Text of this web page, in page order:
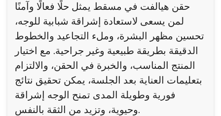
حقن هيالفت في مسقط يمثل حلًا فعالًا وآمنًا
لمن يسعى لاستعادة إشراقة شبابية للوجه،
تحسين مظهر البشرة، وملء التجاعيد والخطوط
الدقيقة بطريقة طبيعية وغير جراحية. مع اختيار
المنتج المناسب، والخبرة في الحقن، والالتزام
بتعليمات العناية بعد الجلسة، يمكن تحقيق نتائج
فورية وطويلة المدى تمنح الوجه إشراقة
وحيوية، وتزيد من الثقة بالنفس.